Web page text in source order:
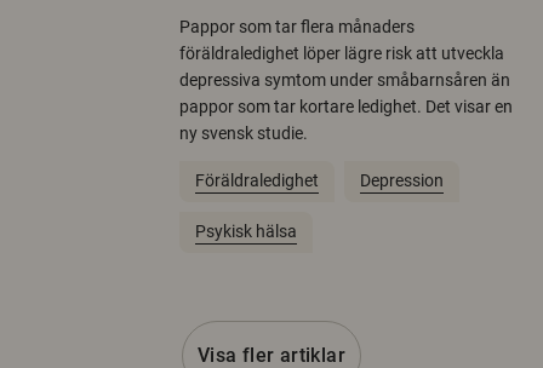
Pappor som tar flera månaders
föräldraledighet löper lägre risk att utveckla
depressiva symtom under småbarnsåren än
pappor som tar kortare ledighet. Det visar en
ny svensk studie.
Föräldraledighet Depression
Psykisk hälsa
Visa fler artiklar